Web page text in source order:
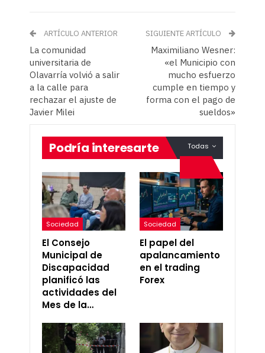
ARTÍCULO ANTERIOR
La comunidad
universitaria de
Olavarría volvió a salir
a la calle para
rechazar el ajuste de
Javier Milei
SIGUIENTE ARTÍCULO
Maximiliano Wesner:
«el Municipio con
mucho esfuerzo
cumple en tiempo y
forma con el pago de
sueldos»
Todas
Podría interesarte
Sociedad
El Consejo
Municipal de
Discapacidad
planificó las
actividades del
Mes de la…
Sociedad
El papel del
apalancamiento
en el trading
Forex